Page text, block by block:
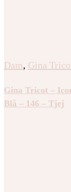
Dam, Gina
Gina Tricot –
Blå – 146 – Tjej